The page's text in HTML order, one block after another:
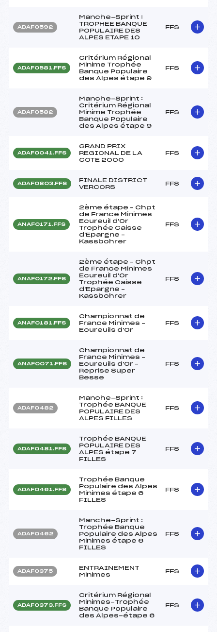
ADAF0592
Manche-Sprint :
TROPHEE BANQUE
POPULAIRE DES
ALPES ETAPE 10
FFS
ADAF0581.FFS
Critérium Régional
Minime Trophée
Banque Populaire
des Alpes étape 9
FFS
ADAF0582
Manche-Sprint :
Critérium Régional
Minime Trophée
Banque Populaire
des Alpes étape 9
FFS
ADAF0041.FFS
GRAND PRIX
REGIONAL DE LA
COTE 2000
FFS
ADAF0803.FFS
FINALE DISTRICT
VERCORS
FFS
ANAF0171.FFS
2ème étape – Chpt
de France Minimes
Ecureuil d'Or
Trophée Caisse
d'Epargne –
Kassbohrer
FFS
ANAF0172.FFS
2ème étape – Chpt
de France Minimes
Ecureuil d'Or
Trophée Caisse
d'Epargne –
Kassbohrer
FFS
ANAF0181.FFS
Championnat de
France Minimes –
Ecureuils d'Or
FFS
ANAF0071.FFS
Championnat de
France Minimes –
Ecureuils d'Or –
Reprise Super
Besse
FFS
ADAF0482
Manche-Sprint :
Trophée BANQUE
POPULAIRE DES
ALPES FILLES
FFS
ADAF0481.FFS
Trophée BANQUE
POPULAIRE DES
ALPES étape 7
FILLES
FFS
ADAF0461.FFS
Trophée Banque
Populaire des Alpes
Minimes étape 6
FILLES
FFS
ADAF0462
Manche-Sprint :
Trophée Banque
Populaire des Alpes
Minimes étape 6
FILLES
FFS
ADAF0375
ENTRAINEMENT
Minimes
FFS
ADAF0373.FFS
Critérium Régional
Minimes-Trophée
Banque Populaire
des Alpes-étape 6
FFS